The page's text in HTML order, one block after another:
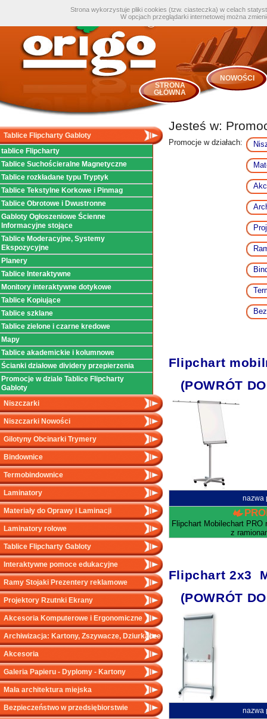
Strona wykorzystuje pliki cookies (tzw. ciasteczka) w celach
W opcjach przeglądarki internetowej można
STRONA
GŁÓWNA
NOWOŚCI
Tablice Flipcharty Gabloty
tablice Flipcharty
Tablice Suchościeralne Magnetyczne
Tablice rozkładane typu Tryptyk
Tablice Tekstylne Korkowe i Pinmag
Tablice Obrotowe i Dwustronne
Gabloty Ogłoszeniowe Ścienne
Informacyjne stojące
Tablice Moderacyjne, Systemy
Ekspozycyjne
Planery
Tablice Interaktywne
Monitory interaktywne dotykowe
Tablice Kopiujące
Tablice szklane
Tablice zielone i czarne kredowe
Mapy
Tablice akademickie i kolumnowe
Ścianki działowe dividery przepierzenia
Promocje w dziale Tablice Flipcharty
Gabloty
Niszczarki
Niszczarki Nowości
Gilotyny Obcinarki Trymery
Bindownice
Termobindownice
Laminatory
Materiały do Oprawy i Laminacji
Laminatory rolowe
Tablice Flipcharty Gabloty
Interaktywne pomoce edukacyjne
Ramy Stojaki Prezentery reklamowe
Projektory Rzutnki Ekrany
Akcesoria Komputerowe i Ergonomiczne
Archiwizacja: Kartony, Zszywacze, Dziurkacze
Akcesoria
Galeria Papieru - Dyplomy - Kartony
Mała architektura miejska
Bezpieczeństwo w przedsiębiorstwie
Jesteś w:
Promocje w działach:
Flipchart
(POWRÓT
nazwa
Flipchart Mobilechart
z
Flipchart 2x3
(POWRÓT
nazwa